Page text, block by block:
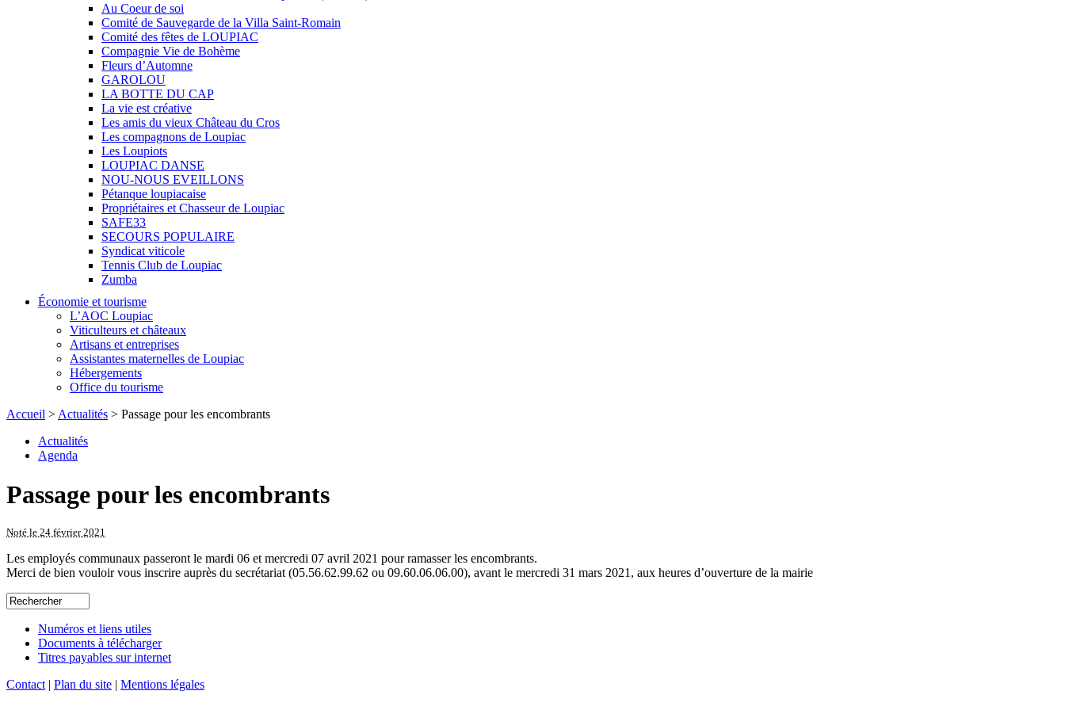
Au Coeur de soi
Comité de Sauvegarde de la Villa Saint-Romain
Comité des fêtes de LOUPIAC
Compagnie Vie de Bohème
Fleurs d’Automne
GAROLOU
LA BOTTE DU CAP
La vie est créative
Les amis du vieux Château du Cros
Les compagnons de Loupiac
Les Loupiots
LOUPIAC DANSE
NOU-NOUS EVEILLONS
Pétanque loupiacaise
Propriétaires et Chasseur de Loupiac
SAFE33
SECOURS POPULAIRE
Syndicat viticole
Tennis Club de Loupiac
Zumba
Économie et tourisme
L’AOC Loupiac
Viticulteurs et châteaux
Artisans et entreprises
Assistantes maternelles de Loupiac
Hébergements
Office du tourisme
Accueil > Actualités > Passage pour les encombrants
Actualités
Agenda
Passage pour les encombrants
Noté le 24 février 2021
Les employés communaux passeront le mardi 06 et mercredi 07 avril 2021 pour ramasser les encombrants.
Merci de bien vouloir vous inscrire auprès du secrétariat (05.56.62.99.62 ou 09.60.06.06.00), avant le mercredi 31 mars 2021, aux heures d’ouverture de la mairie
Numéros et liens utiles
Documents à télécharger
Titres payables sur internet
Contact | Plan du site | Mentions légales